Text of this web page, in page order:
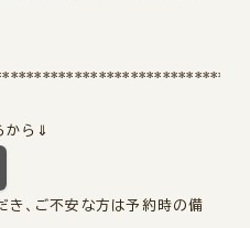
から⇓
き、ご不安な方は予約時の備